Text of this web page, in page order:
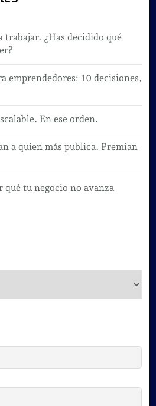
trabajar. ¿Has decidido qué
emprendedores: 10 decisiones,
En ese orden.
a quien más publica. Premian
qué tu negocio no avanza